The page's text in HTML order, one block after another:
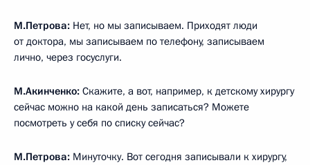
М.Петрова: Нет, но мы записываем. Приходят люди
от доктора, мы записываем по телефону, записываем
лично, через госуслуги.
М.Акинченко: Скажите, а вот, например, к детскому хирургу
сейчас можно на какой день записаться? Можете
посмотреть у себя по списку сейчас?
М.Петрова: Минуточку. Вот сегодня записывали к хирургу,